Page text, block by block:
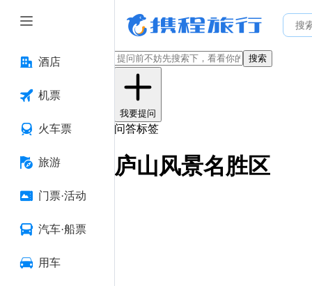
酒店
机票
火车票
旅游
门票·活动
汽车·船票
用车
搜索
我要提问
问答标签
庐山风景名胜区